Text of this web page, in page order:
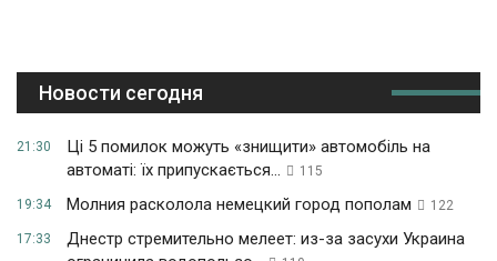
Новости сегодня
21:30
Ці 5 помилок можуть «знищити» автомобіль на
автоматі: їх припускається...
115
19:34 Молния расколола немецкий город пополам 122
17:33
Днестр стремительно мелеет: из-за засухи Украина